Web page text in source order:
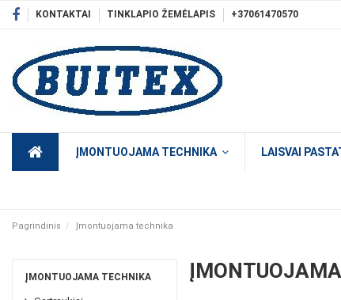
KONTAKTAI TINKLAPIO ŽEMĖLAPIS +37061470570
ĮMONTUOJAMA TECHNIKA LAISVAI
Pagrindinis Įmontuojama technika
ĮMONTUOJAMA TECHNIKA